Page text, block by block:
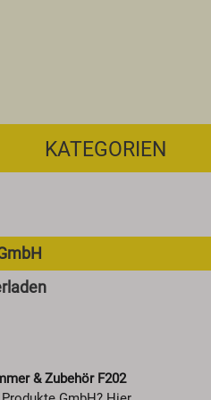
KATEGORIEN
& Zubehör F202